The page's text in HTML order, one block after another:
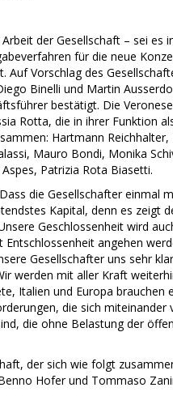
der Gesellschaft – sei es
für die neue
Vorschlag des
Binelli und Martin
bestätigt. Die
Rotta, die in ihrer Funktion
Hartmann
Mauro Bondi, Monika
Patrizia Rota Biasetti.
die Gesellschafter einmal
Kapital, denn es zeigt
Geschlossenheit wird
angehen
Gesellschafter uns sehr
werden mit aller Kraft
Italien und Europa brauchen
die sich miteinander
die ohne Belastung der
der sich wie folgt
Hofer und Tommaso